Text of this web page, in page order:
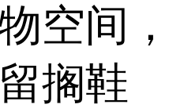
空间，
搁鞋